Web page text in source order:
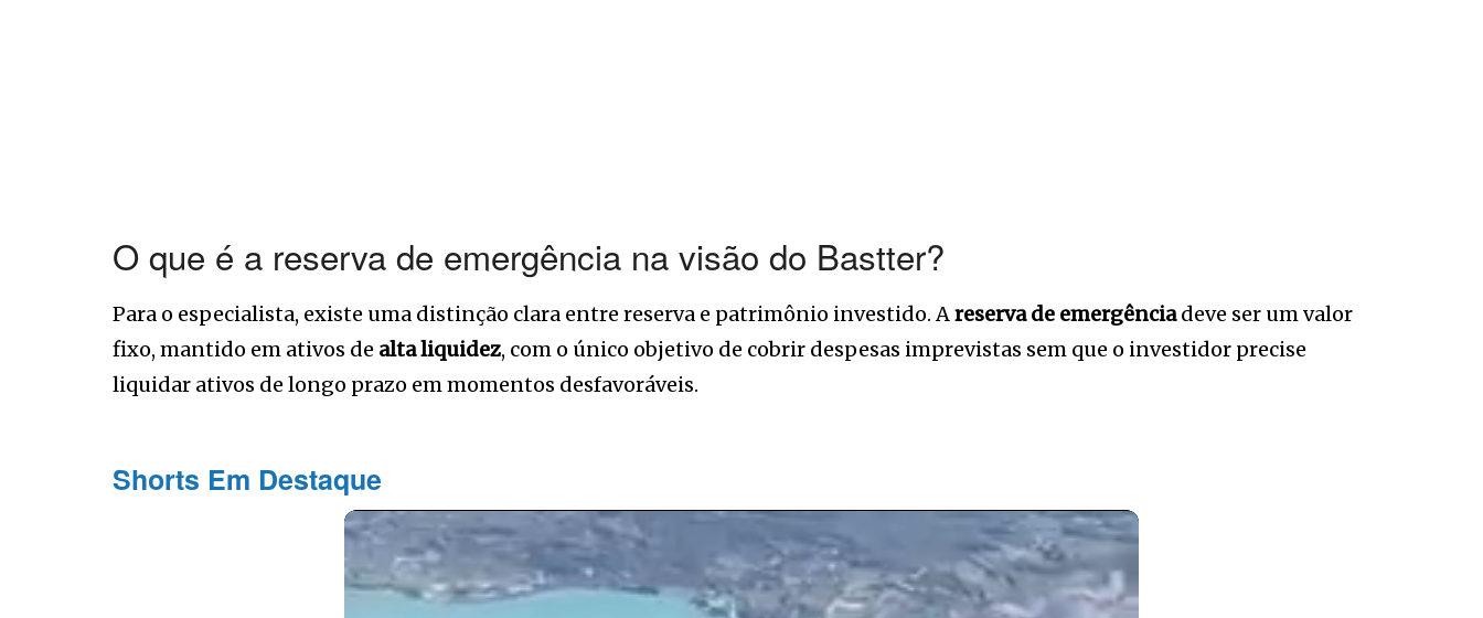
O que é a reserva de emergência na visão do Bastter?
Para o especialista, existe uma distinção clara entre reserva e patrimônio investido. Areserva de emergênciadeve ser um valor
fixo, mantido em ativos de alta liquidez, com o único objetivo de cobrir despesas imprevistas sem que o investidor precise
liquidar ativos de longo prazo em momentos desfavoráveis.
Shorts Em Destaque